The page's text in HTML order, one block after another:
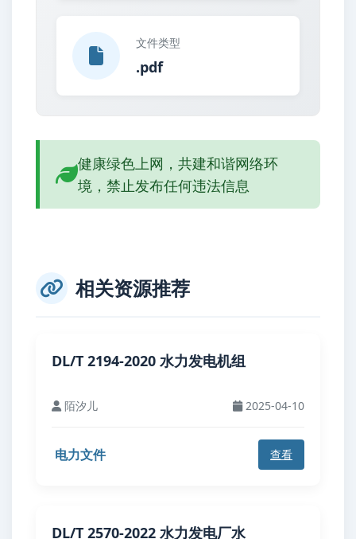
文件类型
.pdf
健康绿色上网，共建和谐网络环
境，禁止发布任何违法信息
相关资源推荐
DL/T 2194-2020 水力发电机组
陌汐儿 2025-04-10
电力文件 查看
DL/T 2570-2022 水力发电厂水